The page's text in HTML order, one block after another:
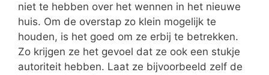
niet te hebben over het wennen in het nieuwe
huis. Om de overstap zo klein mogelijk te
houden, is het goed om ze erbij te betrekken.
Zo krijgen ze het gevoel dat ze ook een stukje
autoriteit hebben. Laat ze bijvoorbeeld zelf de